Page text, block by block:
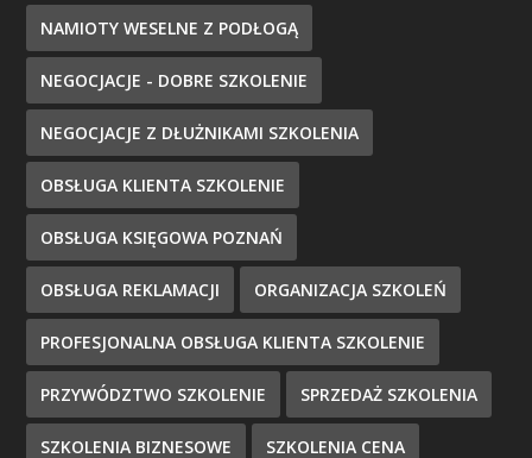
NAMIOTY WESELNE Z PODŁOGĄ
NEGOCJACJE - DOBRE SZKOLENIE
NEGOCJACJE Z DŁUŻNIKAMI SZKOLENIA
OBSŁUGA KLIENTA SZKOLENIE
OBSŁUGA KSIĘGOWA POZNAŃ
OBSŁUGA REKLAMACJI ORGANIZACJA SZKOLEŃ
PROFESJONALNA OBSŁUGA KLIENTA SZKOLENIE
PRZYWÓDZTWO SZKOLENIE SPRZEDAŻ SZKOLENIA
SZKOLENIA BIZNESOWE SZKOLENIA CENA